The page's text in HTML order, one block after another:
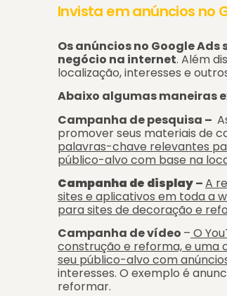
Invista em anúncios no
Os anúncios no Google
negócio na internet. Além
localização, interesses e
Abaixo algumas maneiras
Campanha de pesquisa –
promover seus materiais de
palavras-chave relevantes
público-alvo com base na
Campanha de display–A
sites e aplicativos em toda a
para sites de decoração e
Campanha de vídeo – O
construção e reforma, e uma
seu público-alvo com
interesses. O exemplo é
reformar.